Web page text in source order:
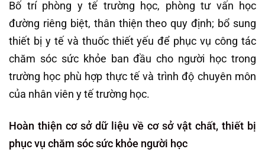
Bố trí phòng y tế trường học, phòng tư vấn học
đường riêng biệt, thân thiện theo quy định; bổ sung
thiết bị y tế và thuốc thiết yếu để phục vụ công tác
chăm sóc sức khỏe ban đầu cho người học trong
trường học phù hợp thực tế và trình độ chuyên môn
của nhân viên y tế trường học.
Hoàn thiện cơ sở dữ liệu về cơ sở vật chất, thiết bị
phục vụ chăm sóc sức khỏe người học